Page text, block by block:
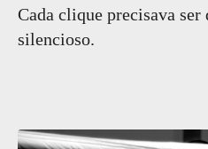
Cada clique precisava ser
silencioso.